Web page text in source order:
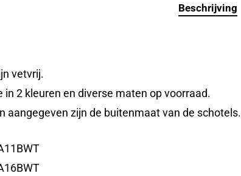
Beschrijving
vetvrij.
in 2 kleuren en diverse maten op voorraad.
aangegeven zijn de buitenmaat van de schotels.